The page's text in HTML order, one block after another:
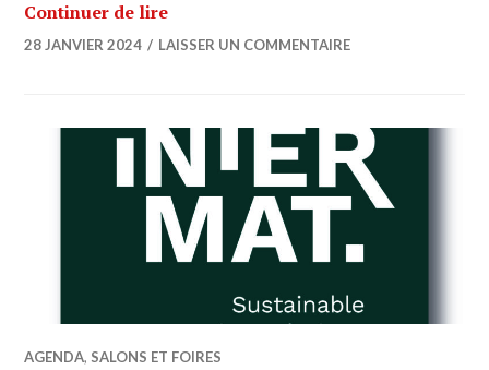
Continuer de lireARCHI URBAIN (18/17) : Jean
28 JANVIER 2024 LAISSER UN COMMENTAIRE
AGENDA, SALONS ET FOIRES